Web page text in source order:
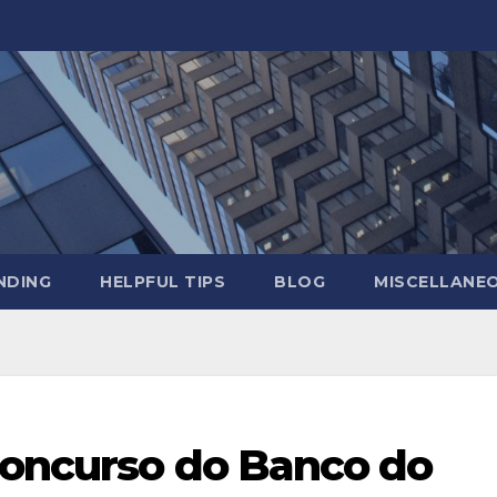
HELPFUL TIPS BLOG
do Banco do